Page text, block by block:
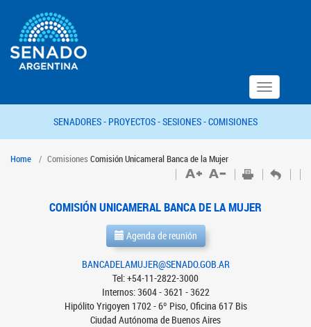
Toggle
navigation
SENADORES - PROYECTOS -SESIONES -COMISIONES
Home Comisiones Comisión Unicameral Banca de la Mujer
COMISIÓN UNICAMERAL BANCA DE LA MUJER
Agenda de reunión
BANCADELAMUJER@SENADO.GOB.AR
Tel: +54-11-2822-3000
Internos: 3604 - 3621 - 3622
Hipólito Yrigoyen 1702 - 6º Piso, Oficina 617 Bis
Ciudad Autónoma de Buenos Aires